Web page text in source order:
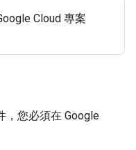
Cloud 專案
，您必須在 Google